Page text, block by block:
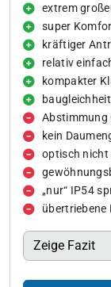
extrem
super
kräftiger
relativ
kompakter
Abstimmung
kein
optisch nicht
„nur“ IP54
übertriebene
Zeige Fazit